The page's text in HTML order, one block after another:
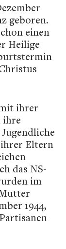
geboren.
einen
Heilige
ihrer
ihre
Eltern
das NS-
im
1944,